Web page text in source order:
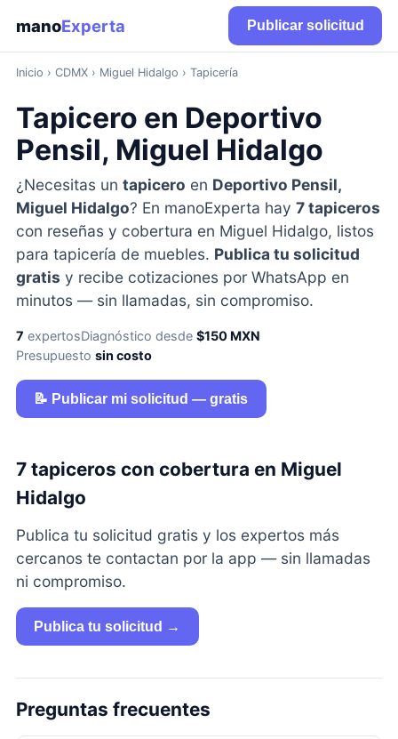
manoExperta Publicar solicitud
Inicio › CDMX› Miguel Hidalgo › Tapicería
Tapicero en Deportivo
Pensil, Miguel Hidalgo
¿Necesitas un tapicero en Deportivo Pensil,
Miguel Hidalgo? En manoExperta hay 7 tapiceros
con reseñas y cobertura en Miguel Hidalgo, listos
para tapicería de muebles. Publica tu solicitud
gratis y recibe cotizaciones por WhatsApp en
minutos — sin llamadas, sin compromiso.
7 expertosDiagnóstico desde $150 MXN
Presupuesto sin costo
📝 Publicar mi solicitud — gratis
7 tapiceros con cobertura en Miguel
Hidalgo
Publica tu solicitud gratis y los expertos más
cercanos te contactan por la app — sin llamadas
ni compromiso.
Publica tu solicitud →
Preguntas frecuentes